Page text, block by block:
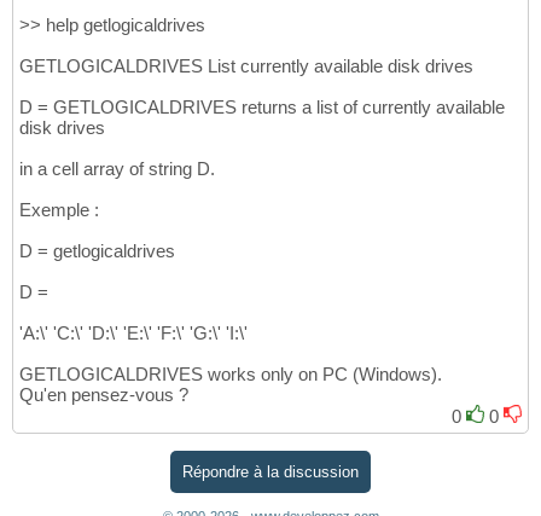
>> help getlogicaldrives
GETLOGICALDRIVES List currently available disk drives
D = GETLOGICALDRIVES returns a list of currently available
disk drives
in a cell array of string D.
Exemple :
D = getlogicaldrives
D =
'A:\' 'C:\' 'D:\' 'E:\' 'F:\' 'G:\' 'I:\'
GETLOGICALDRIVES works only on PC (Windows).
Qu'en pensez-vous ?
0
0
Répondre à la discussion